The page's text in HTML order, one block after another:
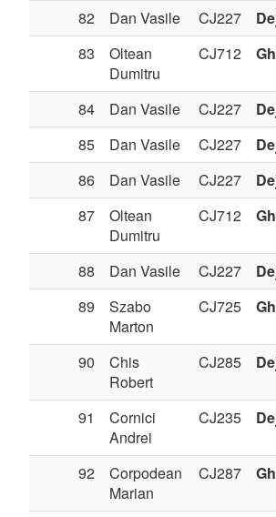
82 Dan Vasile CJ227
83
Oltean
Dumitru
CJ712
84 Dan Vasile CJ227
85
Dan Vasile CJ227
86
Dan Vasile CJ227
87
Oltean
Dumitru
CJ712
88 Dan Vasile CJ227
89
Szabo
Marton
CJ725
90
Chis
Robert
CJ285
91
Cornici
Andrei
CJ235
92
Corpodean
Marian
CJ287